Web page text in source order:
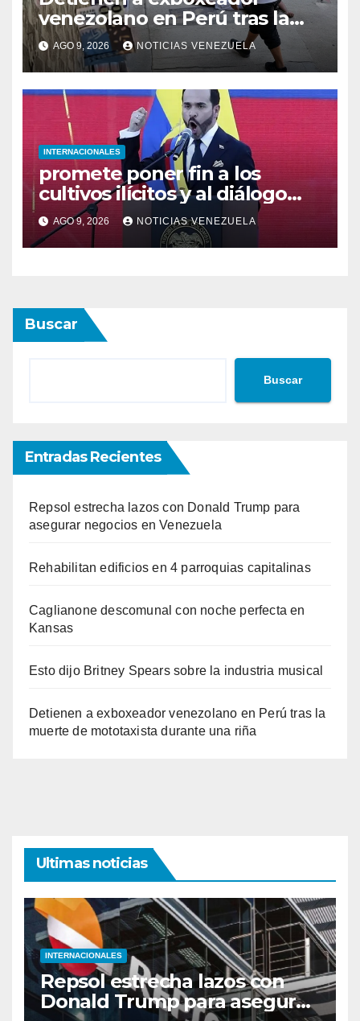
venezolano en Perú tras la
muerte de mototaxista
durante una riña
AGO 9, 2026 NOTICIAS VENEZUELA
INTERNACIONALES
promete poner fin a los
cultivos ilícitos y al diálogo
con grupos armados
AGO 9, 2026 NOTICIAS VENEZUELA
Buscar
Buscar
Entradas Recientes
Repsol estrecha lazos con Donald Trump para
asegurar negocios en Venezuela
Rehabilitan edificios en 4 parroquias capitalinas
Caglianone descomunal con noche perfecta en
Kansas
Esto dijo Britney Spears sobre la industria musical
Detienen a exboxeador venezolano en Perú tras la
muerte de mototaxista durante una riña
Ultimas noticias
INTERNACIONALES
Repsol estrecha lazos con
Donald Trump para asegurar